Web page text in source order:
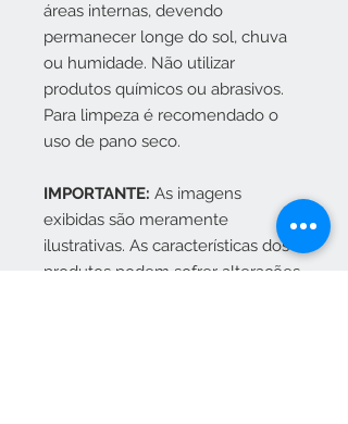
áreas internas, devendo
permanecer longe do sol, chuva
ou humidade. Não utilizar
produtos químicos ou abrasivos.
Para limpeza é recomendado o
uso de pano seco.
IMPORTANTE: As imagens
exibidas são meramente
ilustrativas. As características dos
produtos podem sofrer alterações